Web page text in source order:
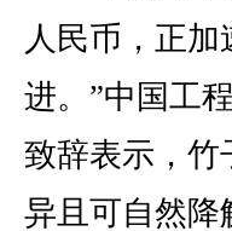
人民币，正
进。”中国工
致辞表示，竹
异且可自然降